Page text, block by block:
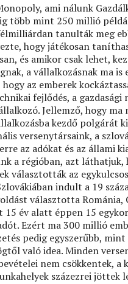
ami nálunk
több mint 250 millió
tanulták meg
hogy játékosan
és amikor csak lehet,
a vállalkozásnak ma
az emberek
fejlődés, a gazdasági
Jellemző, hogy
kezdő polgárát
versenytársaink, a
az adókat és az állami
a régióban, azt láthatjuk,
választották az
indult a 19
választotta Románia,
év alatt éppen 15
Ezért ma 300 millió
pedig egyszerűbb,
való idea. Minden
nem csökkentek, a
százezrei jöttek